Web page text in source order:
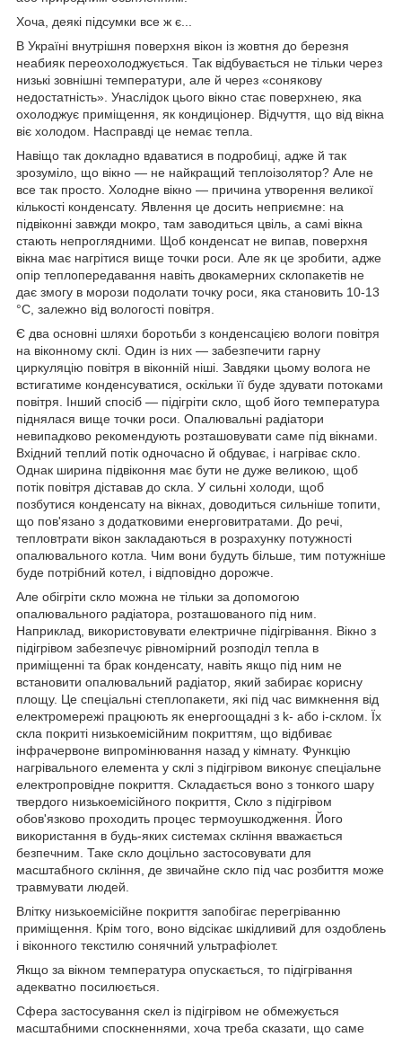
Хоча, деякі підсумки все ж є...
В Україні внутрішня поверхня вікон із жовтня до березня
неабияк переохолоджується. Так відбувається не тільки через
низькі зовнішні температури, але й через «сонякову
недостатність». Унаслідок цього вікно стає поверхнею, яка
охолоджує приміщення, як кондиціонер. Відчуття, що від вікна
віє холодом. Насправді це немає тепла.
Навіщо так докладно вдаватися в подробиці, адже й так
зрозуміло, що вікно — не найкращий теплоізолятор? Але не
все так просто. Холодне вікно — причина утворення великої
кількості конденсату. Явлення це досить неприємне: на
підвіконні завжди мокро, там заводиться цвіль, а самі вікна
стають непроглядними. Щоб конденсат не випав, поверхня
вікна має нагрітися вище точки роси. Але як це зробити, адже
опір теплопередавання навіть двокамерних склопакетів не
дає змогу в морози подолати точку роси, яка становить 10-13
°C, залежно від вологості повітря.
Є два основні шляхи боротьби з конденсацією вологи повітря
на віконному склі. Один із них — забезпечити гарну
циркуляцію повітря в віконній ніші. Завдяки цьому волога не
встигатиме конденсуватися, оскільки її буде здувати потоками
повітря. Інший спосіб — підігріти скло, щоб його температура
піднялася вище точки роси. Опалювальні радіатори
невипадково рекомендують розташовувати саме під вікнами.
Вхідний теплий потік одночасно й обдуває, і нагріває скло.
Однак ширина підвіконня має бути не дуже великою, щоб
потік повітря діставав до скла. У сильні холоди, щоб
позбутися конденсату на вікнах, доводиться сильніше топити,
що пов'язано з додатковими енерговитратами. До речі,
тепловтрати вікон закладаються в розрахунку потужності
опалювального котла. Чим вони будуть більше, тим потужніше
буде потрібний котел, і відповідно дорожче.
Але обігріти скло можна не тільки за допомогою
опалювального радіатора, розташованого під ним.
Наприклад, використовувати електричне підігрівання. Вікно з
підігрівом забезпечує рівномірний розподіл тепла в
приміщенні та брак конденсату, навіть якщо під ним не
встановити опалювальний радіатор, який забирає корисну
площу. Це спеціальні степлопакети, які під час вимкнення від
електромережі працюють як енергоощадні з k- або i-склом. Їх
скла покриті низькоемісійним покриттям, що відбиває
інфрачервоне випромінювання назад у кімнату. Функцію
нагрівального елемента у склі з підігрівом виконує спеціальне
електропровідне покриття. Складається воно з тонкого шару
твердого низькоемісійного покриття, Скло з підігрівом
обов'язково проходить процес термоушкодження. Його
використання в будь-яких системах скління вважається
безпечним. Таке скло доцільно застосовувати для
масштабного скління, де звичайне скло під час розбиття може
травмувати людей.
Влітку низькоемісійне покриття запобігає перегріванню
приміщення. Крім того, воно відсікає шкідливий для оздоблень
і віконного текстилю сонячний ультрафіолет.
Якщо за вікном температура опускається, то підігрівання
адекватно посилюється.
Сфера застосування скел із підігрівом не обмежується
масштабними споскненнями, хоча треба сказати, що саме